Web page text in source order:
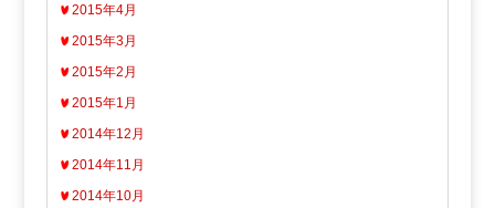
2015年4月
2015年3月
2015年2月
2015年1月
2014年12月
2014年11月
2014年10月